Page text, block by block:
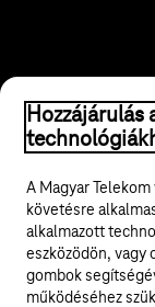
© 2026 Magyar
ÁSZF
Adatvédelem
Hozzájárulás
A Magyar
követésre
alkalmazott
eszközödön, vagy
gombok
működéséhez